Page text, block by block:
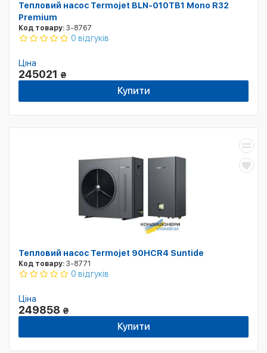
Тепловий насос Termojet BLN-010TB1 Mono R32
Premium
Код товару: 3-8767
0 відгуків
Ціна
245021 ₴
Купити
Тепловий насос Termojet 90HCR4 Suntide
Код товару: 3-8771
0 відгуків
Ціна
249858 ₴
Купити